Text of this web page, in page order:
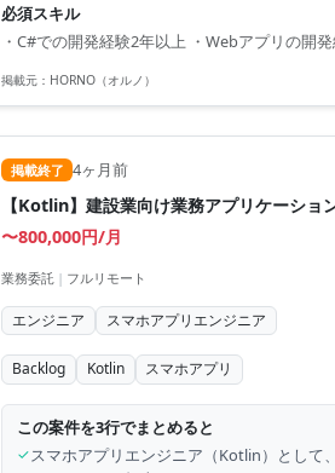
必須スキル
・C#での開発経験2年以上 ・Webアプリの開
掲載元： HORNO（オルノ）
掲載終了 4ヶ月前
【Kotlin】建設業向け業務アプリケーショ
〜800,000円/月
業務委託 | フルリモート
エンジニア スマホアプリエンジニア
Backlog Kotlin スマホアプリ
この案件を3行でまとめると
✓スマホアプリエンジニア（Kotlin）として